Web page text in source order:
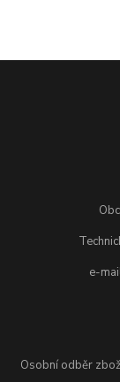
e-
Osobní odběr